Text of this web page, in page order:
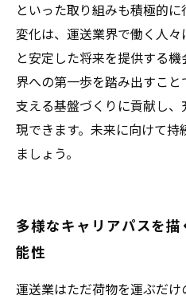
といった取り組みも積極的
変化は、運送業界で働く人
と安定した将来を提供する
界への第一歩を踏み出すこ
支える基盤づくりに貢献し
現できます。未来に向けて
ましょう。
多様なキャリアパスを
能性
運送業はただ荷物を運ぶだ